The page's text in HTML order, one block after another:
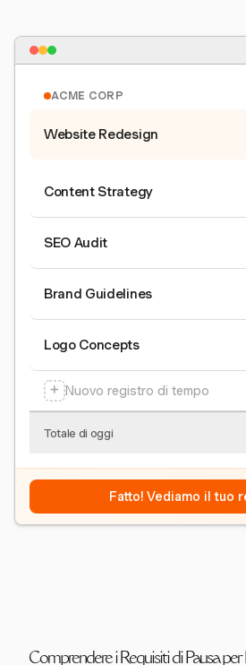
ACME CORP
Website Redesign
Content Strategy
SEO Audit
Brand Guidelines
Logo Concepts
+ Nuovo registro di tempo
Totale di oggi
Fatto! Vediamo il tuo
Comprendere i Requisiti di Pausa per